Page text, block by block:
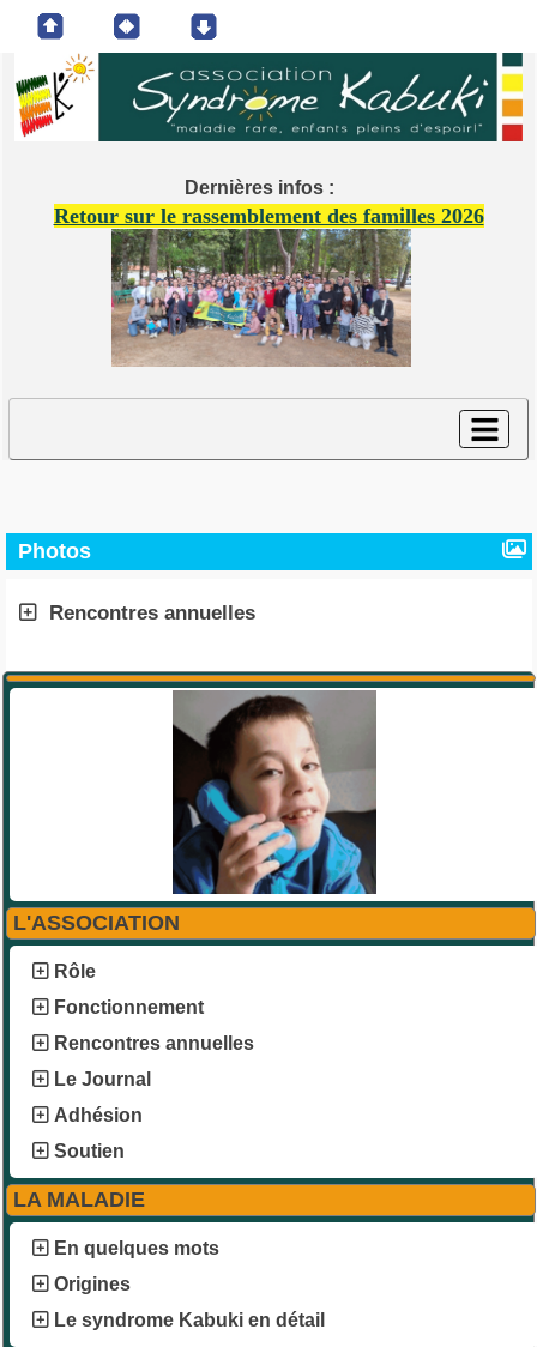
Dernières infos :
Retour sur le rassemblement des familles 2026
L'ASSOCIATION
Rôle
Fonctionnement
Rencontres annuelles
Le Journal
Adhésion
Soutien
LA MALADIE
En quelques mots
Origines
Le syndrome Kabuki en détail
Photos
Rencontres annuelles